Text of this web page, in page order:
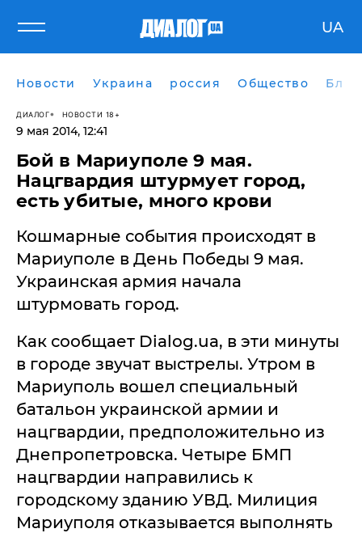
UA
Новости Украина россия Общество
ДИАЛОГ НОВОСТИ 18+
9 мая 2014, 12:41
Бой в Мариуполе 9 мая.
Нацгвардия штурмует город,
есть убитые, много крови
Кошмарные события происходят в
Мариуполе в День Победы 9 мая.
Украинская армия начала
штурмовать город.
Как сообщает Dialog.ua, в эти минуты
в городе звучат выстрелы. Утром в
Мариуполь вошел специальный
батальон украинской армии и
нацгвардии, предположительно из
Днепропетровска. Четыре БМП
нацгвардии направились к
городскому зданию УВД. Милиция
Мариуполя отказывается выполнять